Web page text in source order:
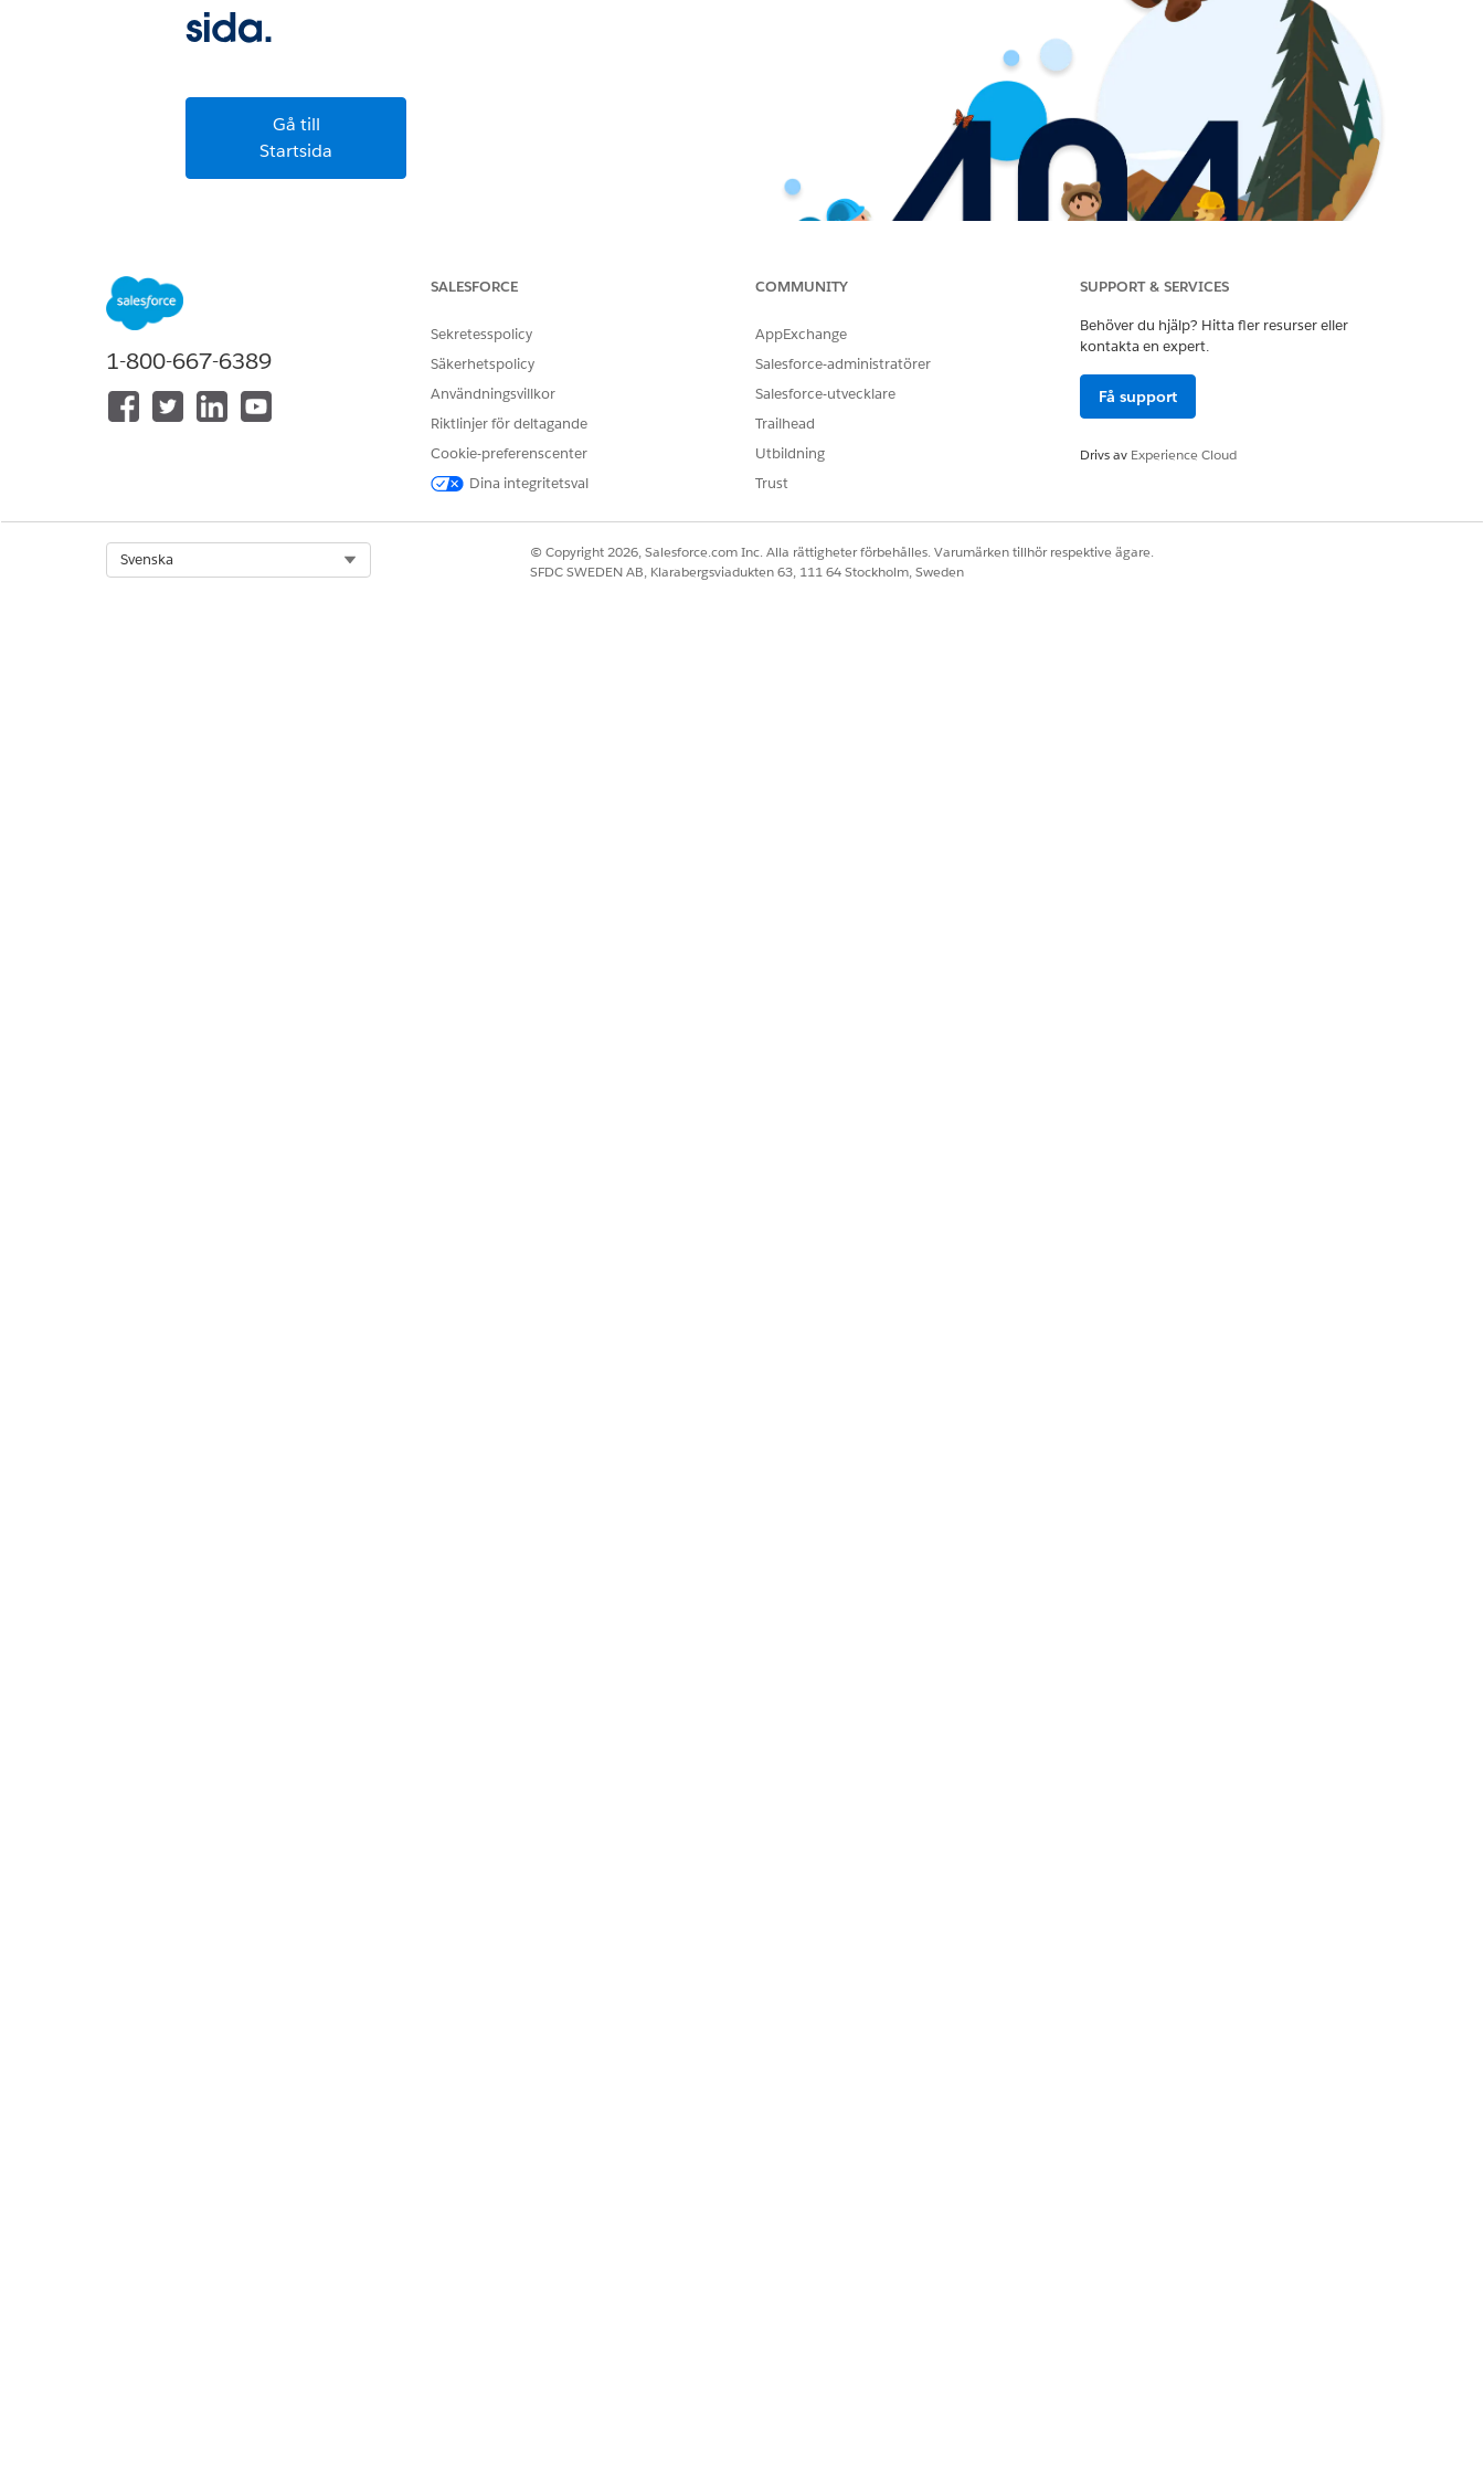
sida.
Gå till
Startsida
1-800-667-6389
SALESFORCE
Sekretesspolicy
Säkerhetspolicy
Användningsvillkor
Riktlinjer för deltagande
Cookie-preferenscenter
Dina integritetsval
COMMUNITY
AppExchange
Salesforce-administratörer
Salesforce-utvecklare
Trailhead
Utbildning
Trust
SUPPORT & SERVICES
Behöver du hjälp? Hitta fler resurser eller
kontakta en expert.
Få support
Drivs av Experience Cloud
Svenska
© Copyright 2026, Salesforce.com Inc. Alla rättigheter förbehålles. Varumärken tillhör respektive ägare.
SFDC SWEDEN AB, Klarabergsviadukten 63, 111 64 Stockholm, Sweden